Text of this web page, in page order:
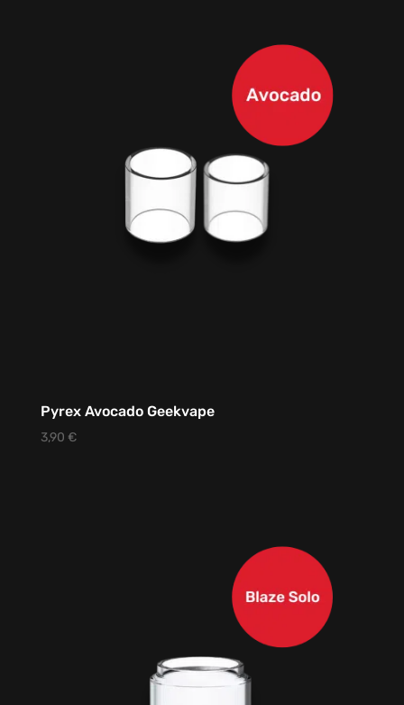
Pyrex Avocado Geekvape
3,90 €